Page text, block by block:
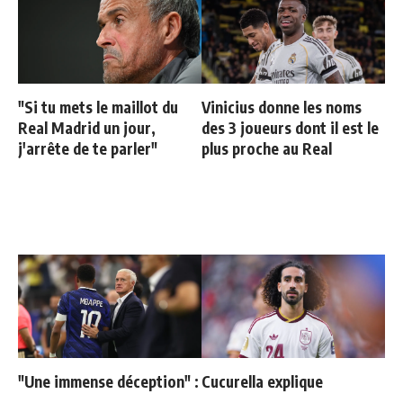
"Si tu mets le maillot du
Real Madrid un jour,
j'arrête de te parler"
Vinicius donne les noms
des 3 joueurs dont il est le
plus proche au Real
"Une immense déception" : Cucurella explique